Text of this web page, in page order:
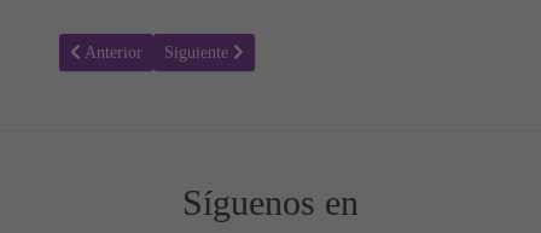
Artículo anterior: Taller de Matemáticas 24
Anterior Artículo siguiente: Taller de matemáticas 22
Siguiente
Síguenos en